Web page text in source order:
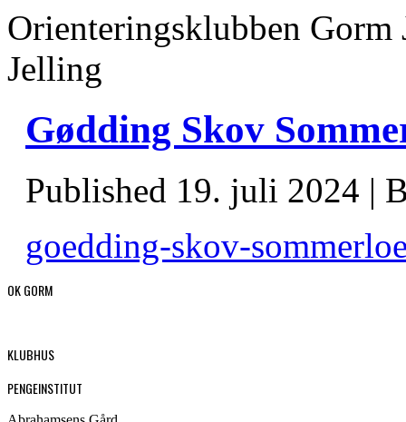
Orienteringsklubben
Jelling
Gødding Skov
Published 19. juli 2024 |
goedding-skov-
OK GORM
KLUBHUS
PENGEINSTITUT